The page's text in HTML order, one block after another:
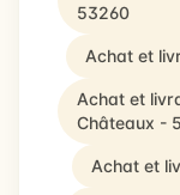
53260
Achat et
Achat et
Châteaux -
Achat et